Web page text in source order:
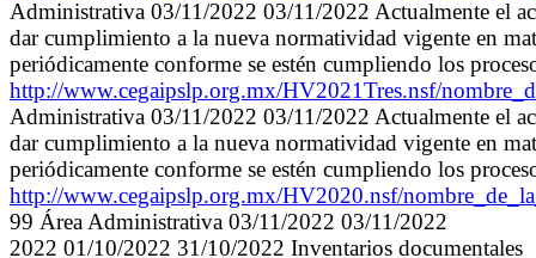
Administrativa 03/11/2022 03/11/2022 Actualmente el
dar cumplimiento a la nueva normatividad vigente en
periódicamente conforme se estén cumpliendo los
http://www.cegaipslp.org.mx/HV2021Tres.nsf/
Administrativa 03/11/2022 03/11/2022 Actualmente el
dar cumplimiento a la nueva normatividad vigente en
periódicamente conforme se estén cumpliendo los
http://www.cegaipslp.org.mx/HV2020.nsf/
99 Área Administrativa 03/11/2022 03/11/2022
2022 01/10/2022 31/10/2022 Inventarios documentales